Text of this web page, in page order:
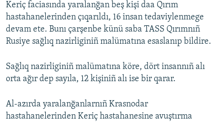
QOŞULIÑIZ!
Keriç faciasında yaralanğan beş kişi daa Qırım
hastahanelerinden çıqarıldı, 16 insan tedaviylenmege
devam ete. Bunı çarşenbe künü saba TASS Qırımnıñ
Rusiye sağlıq nazirliginiñ malümatına esaslanıp bildire.
Sağlıq nazirliginiñ malümatına köre, dört insannıñ alı
orta ağır dep sayıla, 12 kişiniñ alı ise bir qarar.
Al-azırda yaralanğanlarnıñ Krasnodar
hastahanelerinden Keriç hastahanesine avuştırma